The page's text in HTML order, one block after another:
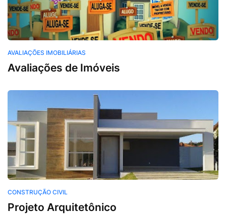
AVALIAÇÕES IMOBILIÁRIAS
Avaliações de Imóveis
CONSTRUÇÃO CIVIL
Projeto Arquitetônico